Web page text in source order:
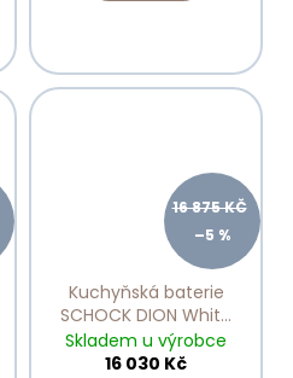
16 875 KČ
–5 %
Kuchyňská baterie
SCHOCK DION White
Gold 510000
Skladem u výrobce
16 030 Kč